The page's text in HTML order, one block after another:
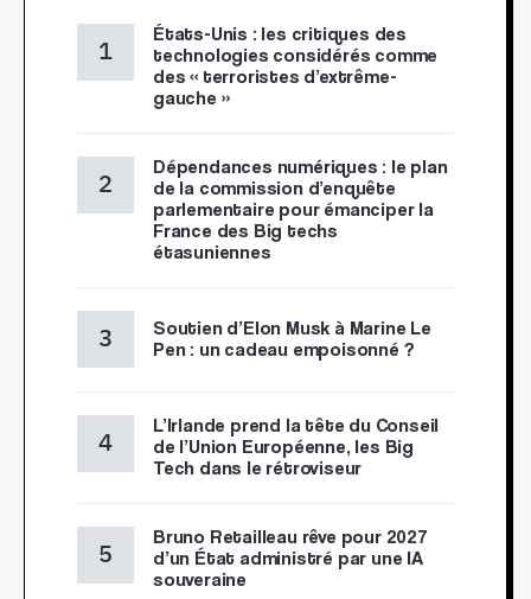
États-Unis : les critiques des
technologies considérés comme
des « terroristes d’extrême-
gauche »
Dépendances numériques : le plan
de la commission d’enquête
parlementaire pour émanciper la
France des Big techs
étasuniennes
Soutien d’Elon Musk à Marine Le
Pen : un cadeau empoisonné ?
L’Irlande prend la tête du Conseil
de l’Union Européenne, les Big
Tech dans le rétroviseur
Bruno Retailleau rêve pour 2027
d’un État administré par une IA
souveraine